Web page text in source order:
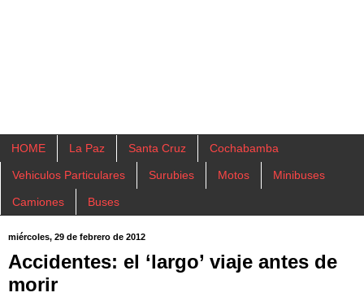
HOME La Paz Santa Cruz Cochabamba
Vehiculos Particulares Surubies Motos Minibuses
Camiones Buses
miércoles, 29 de febrero de 2012
Accidentes: el ‘largo’ viaje antes de
morir